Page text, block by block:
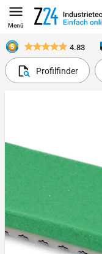
Menü
4.83
Profilfinder